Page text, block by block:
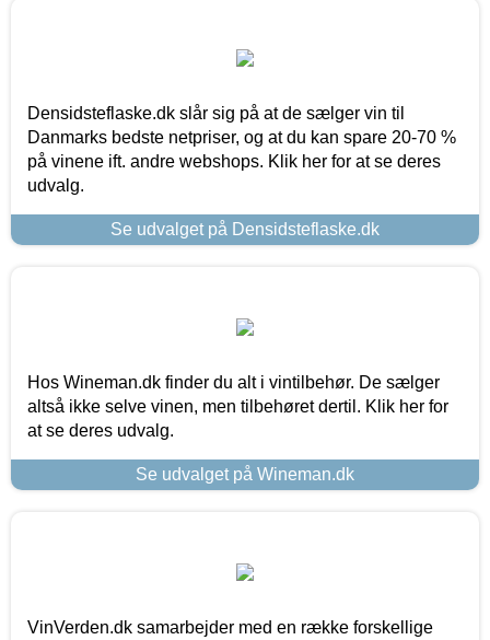
Densidsteflaske.dk slår sig på at de sælger vin til
Danmarks bedste netpriser, og at du kan spare 20-70 %
på vinene ift. andre webshops. Klik her for at se deres
udvalg.
Se udvalget på Densidsteflaske.dk
Hos Wineman.dk finder du alt i vintilbehør. De sælger
altså ikke selve vinen, men tilbehøret dertil. Klik her for
at se deres udvalg.
Se udvalget på Wineman.dk
VinVerden.dk samarbejder med en række forskellige